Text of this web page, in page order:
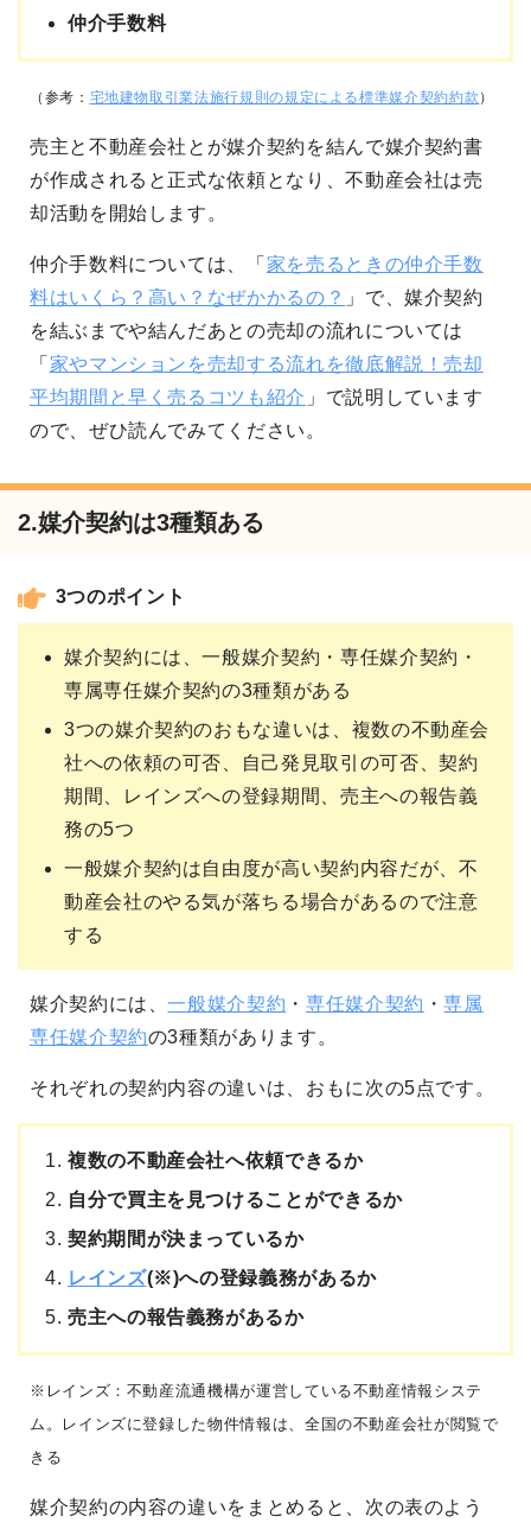
仲介手数料
（参考： 宅地建物取引業法施行規則の規定による標準媒介契約約款 ）
売主と不動産会社とが媒介契約を結んで媒介契約書
が作成されると正式な依頼となり、不動産会社は売
却活動を開始します。
仲介手数料については、「 家を売るときの仲介手数
料はいくら？高い？なぜかかるの？ 」で、媒介契約
を結ぶまでや結んだあとの売却の流れについては
「 家やマンションを売却する流れを徹底解説！売却
平均期間と早く売るコツも紹介 」で説明しています
ので、ぜひ読んでみてください。
2.媒介契約は3種類ある
3つのポイント
媒介契約には、一般媒介契約・専任媒介契約・
専属専任媒介契約の3種類がある
3つの媒介契約のおもな違いは、複数の不動産会
社への依頼の可否、自己発見取引の可否、契約
期間、レインズへの登録期間、売主への報告義
務の5つ
一般媒介契約は自由度が高い契約内容だが、不
動産会社のやる気が落ちる場合があるので注意
する
媒介契約には、一般媒介契約 ・ 専任媒介契約 ・専属
専任媒介契約の3種類があります。
それぞれの契約内容の違いは、おもに次の5点です。
複数の不動産会社へ依頼できるか
自分で買主を見つけることができるか
契約期間が決まっているか
レインズ(※)への登録義務があるか
売主への報告義務があるか
※レインズ：不動産流通機構が運営している不動産情報システ
ム。レインズに登録した物件情報は、全国の不動産会社が閲覧で
きる
媒介契約の内容の違いをまとめると、次の表のよう